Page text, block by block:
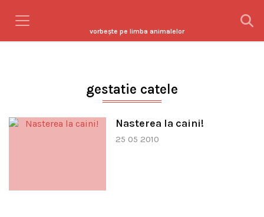
vorbeşte pe limba animalelor
gestatie catele
Nasterea la caini!
25 05 2010